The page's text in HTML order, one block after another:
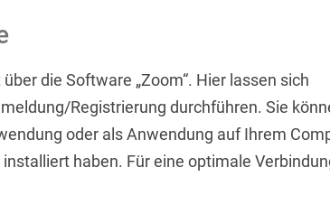
die Software „Zoom“. Hier lassen sich
Registrierung durchführen. Sie
oder als Anwendung auf Ihrem
haben. Für eine optimale